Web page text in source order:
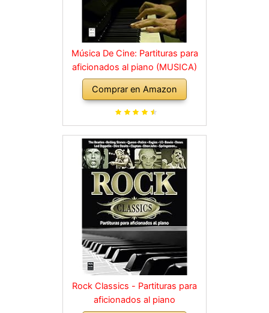
Música De Cine: Partituras para
aficionados al piano (MUSICA)
Comprar en Amazon
Rock Classics - Partituras para
aficionados al piano